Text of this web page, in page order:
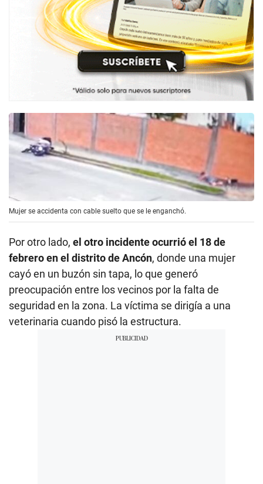
Mujer se accidenta con cable suelto que se le enganchó.
Por otro lado, el otro incidente ocurrió el 18 de
febrero en el distrito de Ancón, donde una mujer
cayó en un buzón sin tapa, lo que generó
preocupación entre los vecinos por la falta de
seguridad en la zona. La víctima se dirigía a una
veterinaria cuando pisó la estructura.